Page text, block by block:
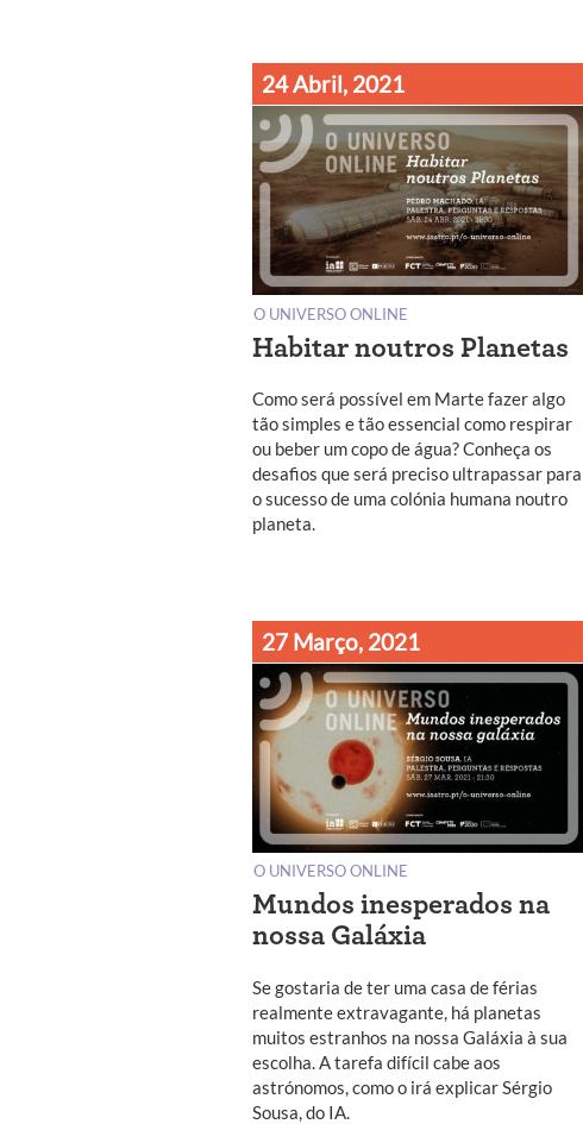
24 Abril, 2021
O UNIVERSO ONLINE
Habitar noutros Planetas
Como será possível em Marte fazer algo
tão simples e tão essencial como respirar
ou beber um copo de água? Conheça os
desafios que será preciso ultrapassar para
o sucesso de uma colónia humana noutro
planeta.
27 Março, 2021
O UNIVERSO ONLINE
Mundos inesperados na
nossa Galáxia
Se gostaria de ter uma casa de férias
realmente extravagante, há planetas
muitos estranhos na nossa Galáxia à sua
escolha. A tarefa difícil cabe aos
astrónomos, como o irá explicar Sérgio
Sousa, do IA.